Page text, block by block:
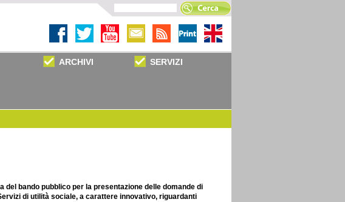
ARCHIVI SERVIZI
bando pubblico per la presentazione delle domande di
di utilità sociale, a carattere innovativo, riguardanti